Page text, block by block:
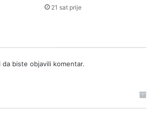
21 sat prije
da biste objavili komentar.